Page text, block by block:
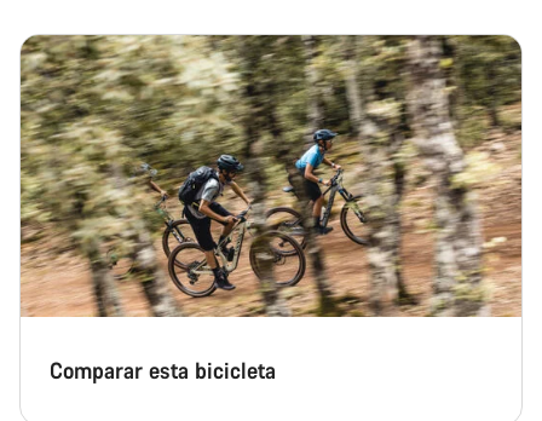
Comparar esta bicicleta